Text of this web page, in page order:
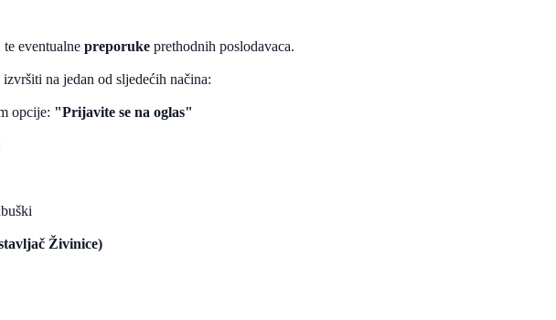
te eventualne preporukeprethodnih poslodavaca.
na jedan od sljedećih načina:
opcije: "Prijavite se na oglas"
Živinice)